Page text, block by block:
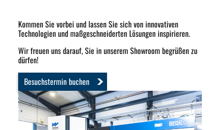
Kommen Sie vorbei und lassen Sie sich von innovativen
Technologien und maßgeschneiderten Lösungen inspirieren.
Wir freuen uns darauf, Sie in unserem Showroom begrüßen zu
dürfen!
Besuchstermin buchen